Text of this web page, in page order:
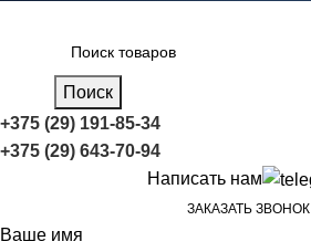
Поиск
+375 (29) 191-85-34
+375 (29) 643-70-94
Написать нам
ЗАКАЗАТЬ ЗВОНОК
Ваше имя